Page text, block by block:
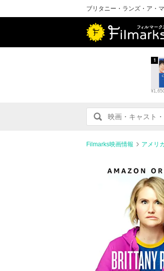
ブリタニー・ランズ・ア・
1
Filmarks映画情報 アメリ